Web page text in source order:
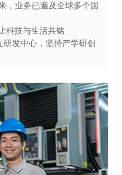
科技与生活共铭